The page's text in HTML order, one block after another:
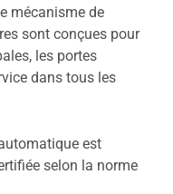
mécanisme de
sont conçues pour
les portes
dans tous les
est
selon la norme